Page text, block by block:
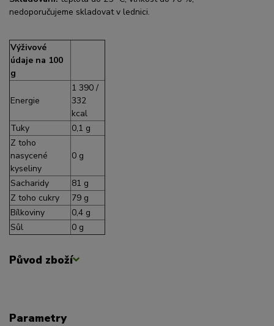
nedoporučujeme skladovat v lednici.
Výživové
údaje na 100
g
Energie
1 390 /
332
kcal
Tuky
0,1 g
Z toho
nasycené
kyseliny
0 g
Sacharidy
81 g
Z toho cukry
79 g
Bílkoviny
0,4 g
Sůl
0 g
Původ zboží
Parametry